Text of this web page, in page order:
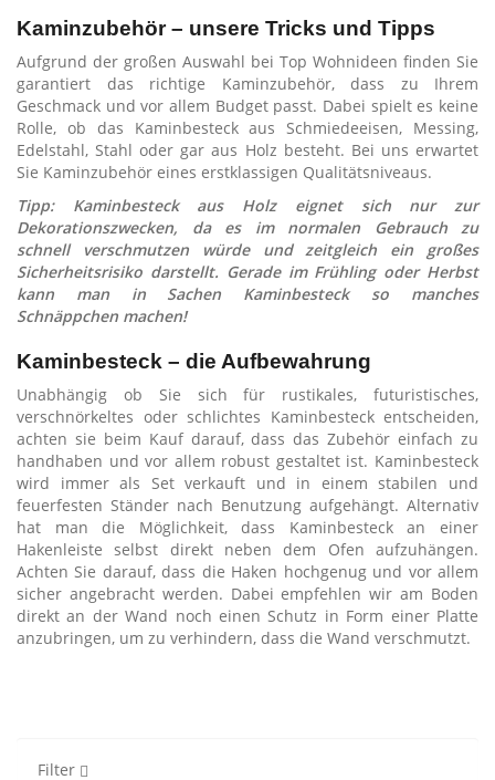
Kaminzubehör – unsere Tricks und Tipps
Aufgrund der großen Auswahl bei Top Wohnideen finden Sie
garantiert das richtige Kaminzubehör, dass zu Ihrem
Geschmack und vor allem Budget passt. Dabei spielt es keine
Rolle, ob das Kaminbesteck aus Schmiedeeisen, Messing,
Edelstahl, Stahl oder gar aus Holz besteht. Bei uns erwartet
Sie Kaminzubehör eines erstklassigen Qualitätsniveaus.
Tipp: Kaminbesteck aus Holz eignet sich nur zur
Dekorationszwecken, da es im normalen Gebrauch zu
schnell verschmutzen würde und zeitgleich ein großes
Sicherheitsrisiko darstellt. Gerade im Frühling oder Herbst
kann man in Sachen Kaminbesteck so manches
Schnäppchen machen!
Kaminbesteck – die Aufbewahrung
Unabhängig ob Sie sich für rustikales, futuristisches,
verschnörkeltes oder schlichtes Kaminbesteck entscheiden,
achten sie beim Kauf darauf, dass das Zubehör einfach zu
handhaben und vor allem robust gestaltet ist. Kaminbesteck
wird immer als Set verkauft und in einem stabilen und
feuerfesten Ständer nach Benutzung aufgehängt. Alternativ
hat man die Möglichkeit, dass Kaminbesteck an einer
Hakenleiste selbst direkt neben dem Ofen aufzuhängen.
Achten Sie darauf, dass die Haken hochgenug und vor allem
sicher angebracht werden. Dabei empfehlen wir am Boden
direkt an der Wand noch einen Schutz in Form einer Platte
anzubringen, um zu verhindern, dass die Wand verschmutzt.
Filter